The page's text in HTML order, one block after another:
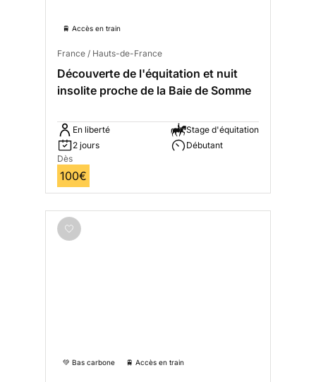
🚆 Accès en train
France / Hauts-de-France
Découverte de l'équitation et nuit
insolite proche de la Baie de Somme
En liberté
2 jours
Stage d'équitation
Débutant
Dès
100€
💚 Bas carbone 🚆 Accès en train